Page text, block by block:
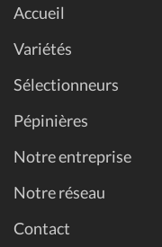
Accueil
Variétés
Sélectionneurs
Pépinières
Notre entreprise
Notre réseau
Contact